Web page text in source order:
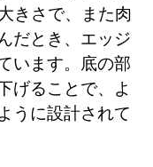
きさで、また肉
だとき、エッジ
います。底の部
げることで、よ
うに設計されて